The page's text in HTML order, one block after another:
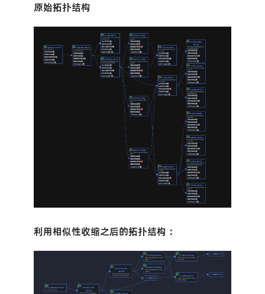
原始拓扑结构
利用相似性收缩之后的拓扑结构：